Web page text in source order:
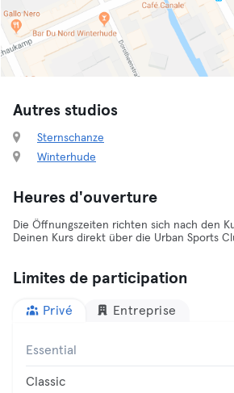
Autres studios
Sternschanze
Winterhude
Heures d'ouverture
Die Öffnungszeiten richten sich nach den
Deinen Kurs direkt über die Urban Sports
Limites de participation
Privé Entreprise
Essential
Classic